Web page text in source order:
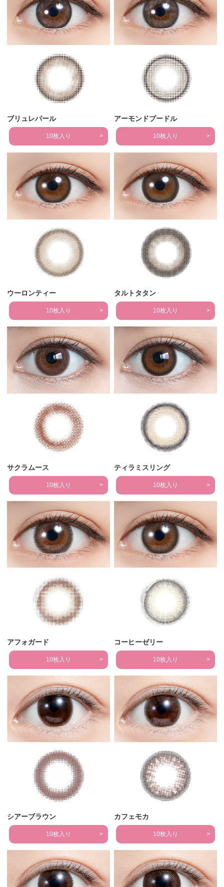
ブリュレパール
10枚入り
アーモンドプードル
10枚入り
ウーロンティー
10枚入り
タルトタタン
10枚入り
サクラムース
10枚入り
ティラミスリング
10枚入り
アフォガード
10枚入り
コーヒーゼリー
10枚入り
シアーブラウン
10枚入り
カフェモカ
10枚入り